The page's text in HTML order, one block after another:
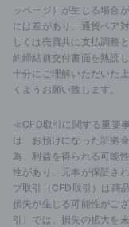
ッページ）が生じる場合
には差があり、通貨ペア
しくは売買共に支払調整
約締結前交付書面を熟読
十分にご理解いただいた
くようお願い致します。
≪CFD取引に関する重要
は、お預けになった証拠
為、利益を得られる可能
性があり、元本が保証さ
ブ取引（CFD取引）は商
損失が生じる可能性がご
引）では、損失の拡大を